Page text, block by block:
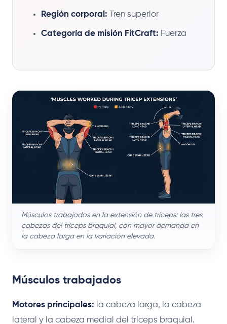
Región corporal: Tren superior
Categoría de misión FitCraft: Fuerza
Músculos trabajados en la extensión de tríceps: las tres
cabezas del tríceps braquial, con mayor demanda en
la cabeza larga en la variación elevada.
Músculos trabajados
Motores principales: la cabeza larga, la cabeza
lateral y la cabeza medial del tríceps braquial.